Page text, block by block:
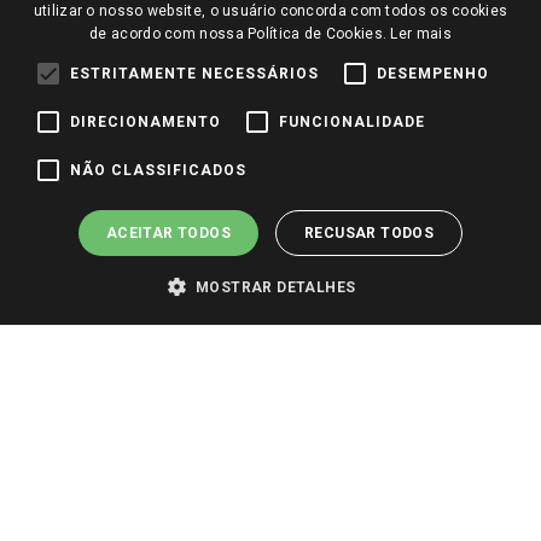
Trabalhe Conosco
Identidade Visual
Pagamento e Segurança
utilizar o nosso website, o usuário concorda com todos os cookies
de acordo com nossa Política de Cookies. Ler mais
ESTRITAMENTE NECESSÁRIOS DESEMPENHO
DIRECIONAMENTO FUNCIONALIDADE
NÃO CLASSIFICADOS
ACEITAR TODOS RECUSAR TODOS
MOSTRAR DETALHES